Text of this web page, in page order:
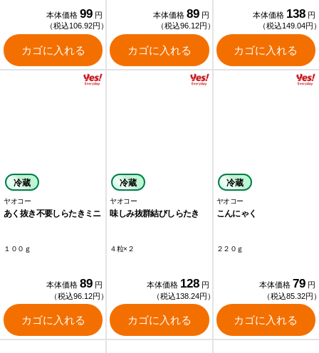
本体価格 99 円
（税込106.92円）
カゴに入れる
本体価格 89 円
（税込96.12円）
カゴに入れる
本体価格 138 円
（税込149.04円
カゴに入れる
冷蔵
ヤオコー
あく抜き不要しらたきミニ
１００ｇ
本体価格 89 円
（税込96.12円）
カゴに入れる
冷蔵
ヤオコー
味しみ抜群結びしらたき
４粒×２
本体価格 128 円
（税込138.24円）
カゴに入れる
冷蔵
ヤオコー
こんにゃく
２２０ｇ
本体価格 79 円
（税込85.32円
カゴに入れる